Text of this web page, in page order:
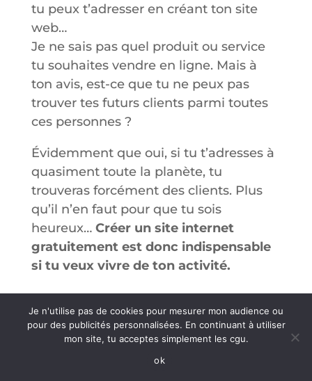
tu peux t’adresser en créant ton site
web…
Je ne sais pas quel produit ou service
tu souhaites vendre en ligne. Mais à
ton avis, est-ce que tu ne peux pas
trouver tes futurs clients parmi toutes
ces personnes ?
Évidemment que oui, si tu t’adresses à
quasiment toute la planète, tu
trouveras forcément des clients. Plus
qu’il n’en faut pour que tu sois
heureux… Créer un site internet
gratuitement est donc indispensable
si tu veux vivre de ton activité.
Je n'utilise pas de cookies pour mesurer mon audience ou
pour des publicités personnalisées. En continuant à utiliser
mon site, tu acceptes simplement les cgu.
ok